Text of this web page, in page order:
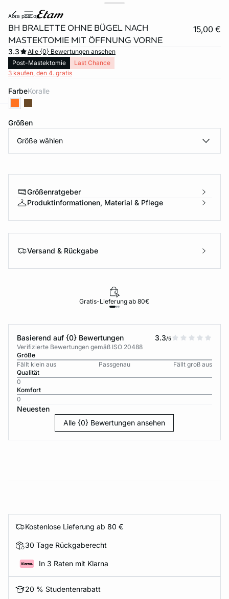
aura post op
BH BRALETTE OHNE BÜGEL NACH
MASTEKTOMIE MIT ÖFFNUNG VORNE
15,00 €
3.3
Alle {0} Bewertungen ansehen
Post-Mastektomie
Last Chance
3 kaufen, den 4. gratis
Farbe koralle
Größen
Größe wählen
Größenratgeber
Produktinformationen, Material & Pflege
Versand & Rückgabe
Gratis-Lieferung ab 80€
Basierend auf {0} Bewertungen 3.3/5
Verifizierte Bewertungen gemäß ISO 20488
Größe
Fällt klein aus
Passgenau
Fällt groß aus
Qualität
0
Komfort
0
Neuesten
Alle {0} Bewertungen ansehen
Kostenlose Lieferung ab 80 €
30 Tage Rückgaberecht
In 3 Raten mit Klarna
20 % Studentenrabatt